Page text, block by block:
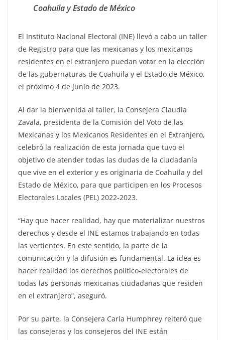
Coahuila y Estado de México
El Instituto Nacional Electoral (INE) llevó a cabo un taller
de Registro para que las mexicanas y los mexicanos
residentes en el extranjero puedan votar en la elección
de las gubernaturas de Coahuila y el Estado de México,
el próximo 4 de junio de 2023.
Al dar la bienvenida al taller, la Consejera Claudia
Zavala, presidenta de la Comisión del Voto de las
Mexicanas y los Mexicanos Residentes en el Extranjero,
celebró la realización de esta jornada que tuvo el
objetivo de atender todas las dudas de la ciudadanía
que vive en el exterior y es originaria de Coahuila y del
Estado de México, para que participen en los Procesos
Electorales Locales (PEL) 2022-2023.
“Hay que hacer realidad, hay que materializar nuestros
derechos y desde el INE estamos trabajando en todas
las vertientes. En este sentido, la parte de la
comunicación y la difusión es fundamental. La idea es
hacer realidad los derechos político-electorales de
todas las personas mexicanas ciudadanas que residen
en el extranjero”, aseguró.
Por su parte, la Consejera Carla Humphrey reiteró que
las consejeras y los consejeros del INE están